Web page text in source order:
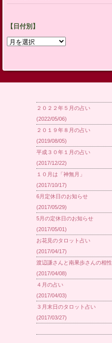
【日付別】
【日
２０２２年５月の占い
(2022/05/06)
２０１９年８月の占い
(2019/08/05)
平成３０年１月の占い
(2017/12/22)
１０月は「神無月」
(2017/10/17)
6月定休日のお知らせ
(2017/05/29)
5月の定休日のお知らせ
(2017/05/01)
お花見のタロット占い
(2017/04/17)
渡辺謙さんと南果歩さんの相性
(2017/04/08)
４月の占い
(2017/04/03)
３月末日のタロット占い
(2017/03/27)